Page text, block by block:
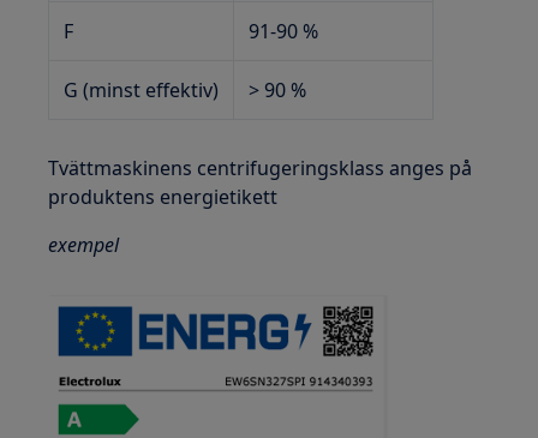
F 91-90 %
G (minst effektiv) > 90 %
Tvättmaskinens centrifugeringsklass anges på
produktens energietikett
exempel